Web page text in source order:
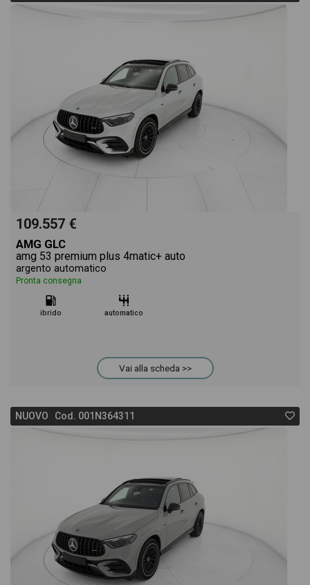
109.557 €
AMG GLC
amg 53 premium plus 4matic+ auto
argento automatico
Pronta consegna
ibrido automatico
Vai alla scheda >>
NUOVO Cod. 001N364311